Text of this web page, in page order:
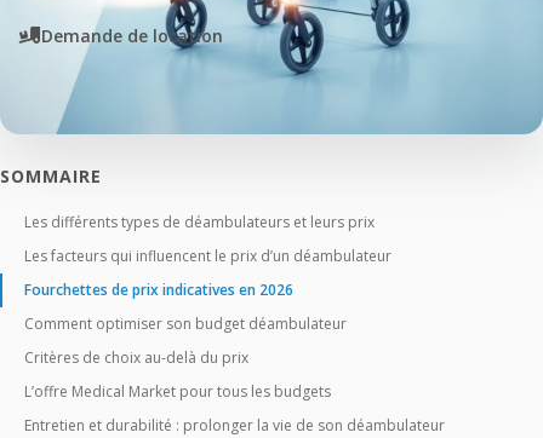
Demande de location
SOMMAIRE
Les différents types de déambulateurs et leurs prix
Les facteurs qui influencent le prix d’un déambulateur
Fourchettes de prix indicatives en 2026
Comment optimiser son budget déambulateur
Critères de choix au-delà du prix
L’offre Medical Market pour tous les budgets
Entretien et durabilité : prolonger la vie de son déambulateur